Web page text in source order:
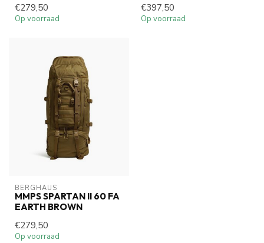
€279,50
Op voorraad
€397,50
Op voorraad
BERGHAUS
MMPS SPARTAN II 60 FA
EARTH BROWN
€279,50
Op voorraad